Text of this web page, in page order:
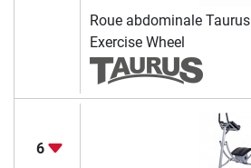
Roue abdominale Taurus
Exercise Wheel
6